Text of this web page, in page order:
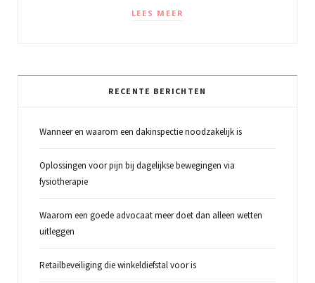
LEES MEER
RECENTE BERICHTEN
Wanneer en waarom een dakinspectie noodzakelijk is
Oplossingen voor pijn bij dagelijkse bewegingen via
fysiotherapie
Waarom een goede advocaat meer doet dan alleen wetten
uitleggen
Retailbeveiliging die winkeldiefstal voor is